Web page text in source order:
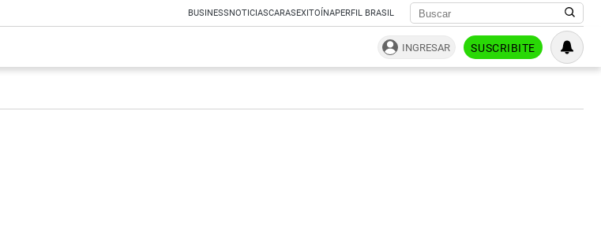
BUSINESSNOTICIASCARASEXITOÍNAPERFIL BRASIL
INGRESAR SUSCRIBITE